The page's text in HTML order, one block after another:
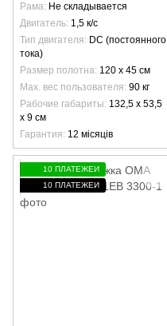
Рама Не складывается
Двигатель 1,5 к/с
Тип двигателя
DC (постоянного
тока)
Размер полотна 120 х 45 см
Max. вес пользователя 90 кг
Рабочие габариты 132,5 х 53,5
х 9 см
Гарантия 12 місяців
10 ПЛАТЕЖЕЙ
10 ПЛАТЕЖЕЙ